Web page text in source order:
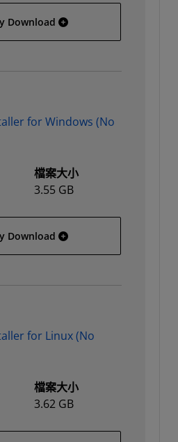
Download All OS Vivado Full
for Windows (No
檔案大小
3.55 GB
Download Vivado Full Installer for
for Linux (No
檔案大小
3.62 GB